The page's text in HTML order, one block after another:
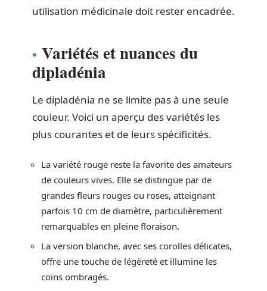
utilisation médicinale doit rester encadrée.
Variétés et nuances du
dipladénia
Le dipladénia ne se limite pas à une seule
couleur. Voici un aperçu des variétés les
plus courantes et de leurs spécificités.
La variété rouge reste la favorite des amateurs
de couleurs vives. Elle se distingue par de
grandes fleurs rouges ou roses, atteignant
parfois 10 cm de diamètre, particulièrement
remarquables en pleine floraison.
La version blanche, avec ses corolles délicates,
offre une touche de légèreté et illumine les
coins ombragés.